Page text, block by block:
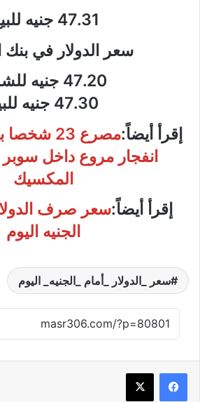
47.31 جنيه للبيع.
سعر الدولار في بنك
47.20 جنيه للشراء
47.30 جنيه للبيع
إقرأ أيضاً:
مصرع 23
انفجار مروع داخل
المكسيك
إقرأ أيضاً:سعر صرف
الجنيه اليوم
سعر _الدولار _أمام _الجنيه_ اليوم